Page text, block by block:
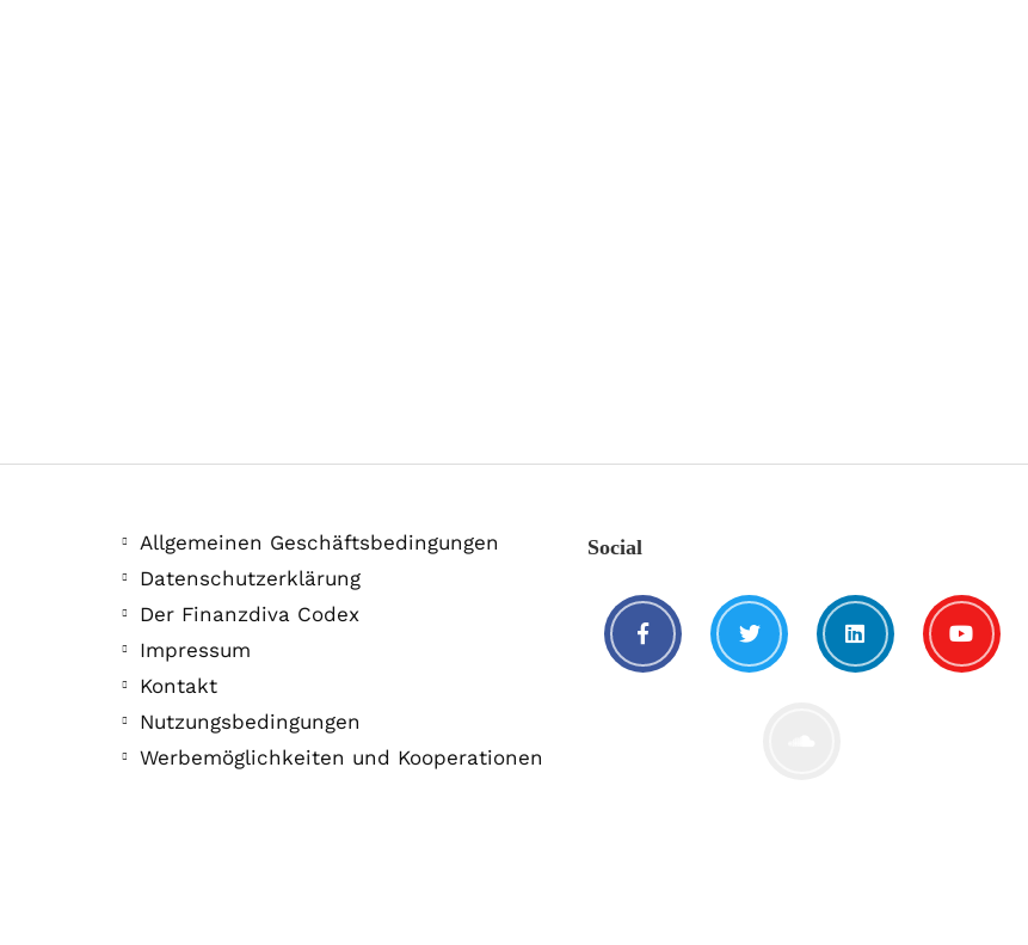
Allgemeinen Geschäftsbedingungen
Datenschutzerklärung
Der Finanzdiva Codex
Impressum
Kontakt
Nutzungsbedingungen
Werbemöglichkeiten und Kooperationen
Social